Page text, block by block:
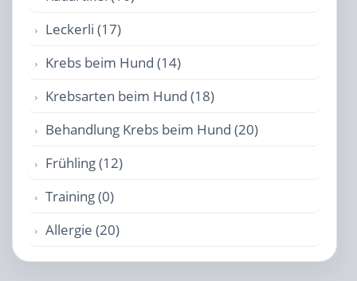
Leckerli (17)
Krebs beim Hund (14)
Krebsarten beim Hund (18)
Behandlung Krebs beim Hund (20)
Frühling (12)
Training (0)
Allergie (20)